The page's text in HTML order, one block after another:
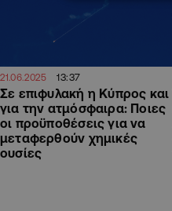
21.06.2025 13:37
Σε επιφυλακή η Κύπρος και
για την ατμόσφαιρα: Ποιες
οι προϋποθέσεις για να
μεταφερθούν χημικές
ουσίες